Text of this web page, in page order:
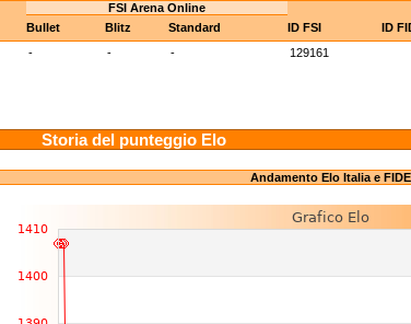
FSI Arena Online
Bullet Blitz Standard ID FSI ID
- - - 129161
Storia del punteggio Elo
Andamento Elo Italia e FIDE